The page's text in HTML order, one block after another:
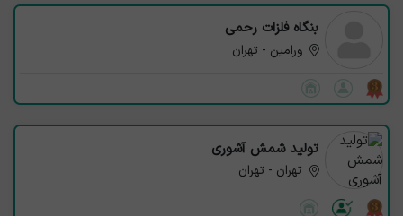
بنگاه فلزات رحمی
ورامین - تهران
تولید شمش آشوری
تهران - تهران